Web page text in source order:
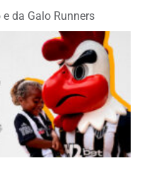
da Galo Runners